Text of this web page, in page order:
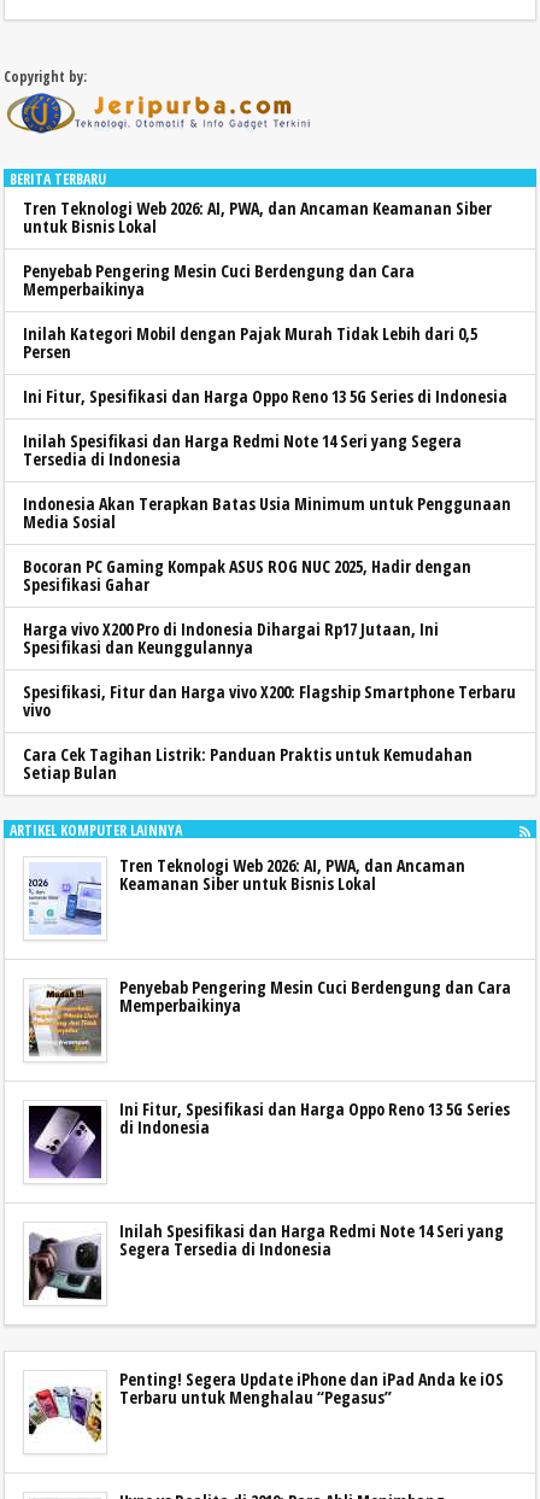
Copyright by:
BERITA TERBARU
Tren Teknologi Web 2026: AI, PWA, dan Ancaman Keamanan Siber
untuk Bisnis Lokal
Penyebab Pengering Mesin Cuci Berdengung dan Cara
Memperbaikinya
Inilah Kategori Mobil dengan Pajak Murah Tidak Lebih dari 0,5
Persen
Ini Fitur, Spesifikasi dan Harga Oppo Reno 13 5G Series di Indonesia
Inilah Spesifikasi dan Harga Redmi Note 14 Seri yang Segera
Tersedia di Indonesia
Indonesia Akan Terapkan Batas Usia Minimum untuk Penggunaan
Media Sosial
Bocoran PC Gaming Kompak ASUS ROG NUC 2025, Hadir dengan
Spesifikasi Gahar
Harga vivo X200 Pro di Indonesia Dihargai Rp17 Jutaan, Ini
Spesifikasi dan Keunggulannya
Spesifikasi, Fitur dan Harga vivo X200: Flagship Smartphone Terbaru
vivo
Cara Cek Tagihan Listrik: Panduan Praktis untuk Kemudahan
Setiap Bulan
ARTIKEL KOMPUTER LAINNYA
Tren Teknologi Web 2026: AI, PWA, dan Ancaman
Keamanan Siber untuk Bisnis Lokal
Penyebab Pengering Mesin Cuci Berdengung dan Cara
Memperbaikinya
Ini Fitur, Spesifikasi dan Harga Oppo Reno 13 5G Series
di Indonesia
Inilah Spesifikasi dan Harga Redmi Note 14 Seri yang
Segera Tersedia di Indonesia
Penting! Segera Update iPhone dan iPad Anda ke iOS
Terbaru untuk Menghalau “Pegasus”